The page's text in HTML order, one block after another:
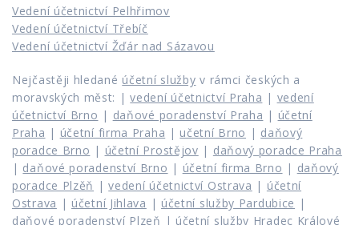
Vedení účetnictví Pelhřimov
Vedení účetnictví Třebíč
Vedení účetnictví Žďár nad Sázavou
Nejčastěji hledané účetní služby v rámci českých a
moravských měst: |vedení účetnictví Praha | vedení
účetnictví Brno | daňové poradenství Praha | účetní
Praha | účetní firma Praha | učetní Brno | daňový
poradce Brno | účetní Prostějov | daňový poradce Praha
| daňové poradenství Brno | účetní firma Brno | daňový
poradce Plzěň |vedení účetnictví Ostrava | účetní
Ostrava | účetní Jihlava | účetní služby Pardubice |
daňové poradenství Plzeň | účetní služby Hradec Králové